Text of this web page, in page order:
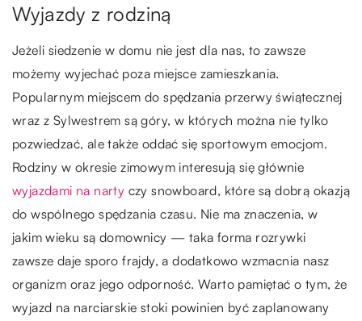
Wyjazdy z rodziną
Jeżeli siedzenie w domu nie jest dla nas, to zawsze
możemy wyjechać poza miejsce zamieszkania.
Popularnym miejscem do spędzania przerwy świątecznej
wraz z Sylwestrem są góry, w których można nie tylko
pozwiedzać, ale także oddać się sportowym emocjom.
Rodziny w okresie zimowym interesują się głównie
wyjazdami na narty czy snowboard, które są dobrą okazją
do wspólnego spędzania czasu. Nie ma znaczenia, w
jakim wieku są domownicy — taka forma rozrywki
zawsze daje sporo frajdy, a dodatkowo wzmacnia nasz
organizm oraz jego odporność. Warto pamiętać o tym, że
wyjazd na narciarskie stoki powinien być zaplanowany